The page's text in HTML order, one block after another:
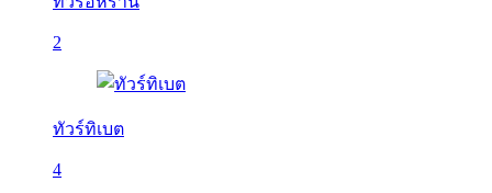
2
ทัวร์ทิเบต
4